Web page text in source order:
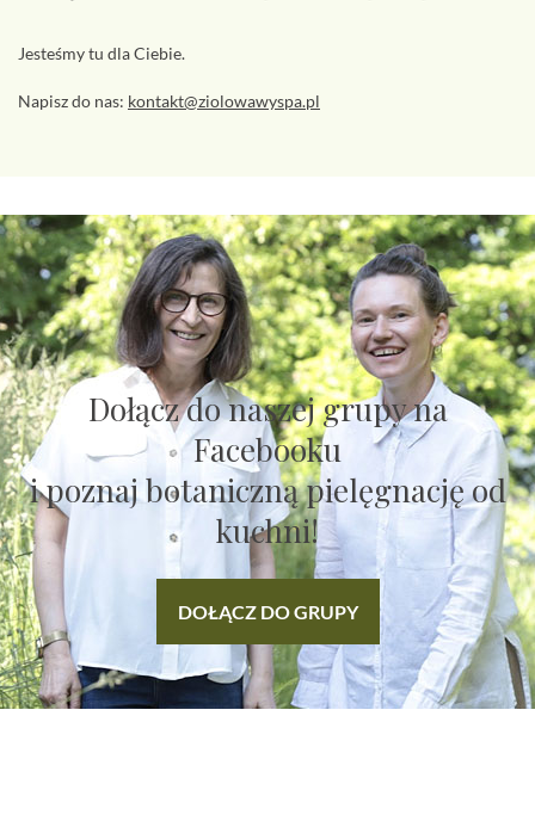
Jesteśmy tu dla Ciebie.
Napisz do nas: kontakt@ziolowawyspa.pl
Dołącz do naszej grupy na
Facebooku
i poznaj botaniczną pielęgnację od
kuchni!
DOŁĄCZ DO GRUPY